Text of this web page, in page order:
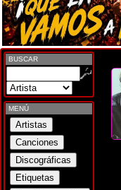
BUSCAR
MENÚ